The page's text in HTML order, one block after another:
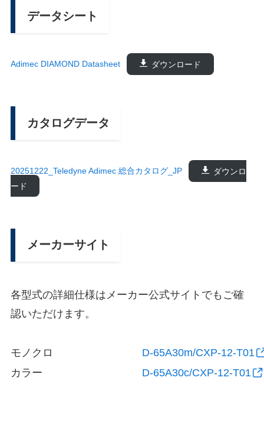
データシート
Adimec DIAMOND Datasheet ダウンロード
カタログデータ
20251222_Teledyne Adimec 総合カタログ_JP
ダウンロ
ード
メーカーサイト
各型式の詳細仕様はメーカー公式サイトでもご確
認いただけます。
モノクロ
D-65A30m/CXP-12-T01
カラー
D-65A30c/CXP-12-T01